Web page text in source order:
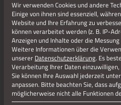
Ganzjährig mietbar für 50,00 € /
Buchungsanfragen richten Sie
unter 02402 13-539 oder
Wir verwenden Cookies und andere
Einige von ihnen sind essenziell,
Website und Ihre Erfahrung zu
können verarbeitet werden (z. B. IP-
Anzeigen und Inhalte oder die
Weitere Informationen über die
unserer Datenschutzerklärung. Es
Verarbeitung Ihrer Daten
Sie können Ihre Auswahl jederzeit unter
anpassen. Bitte beachten Sie, dass
möglicherweise nicht alle Funktionen